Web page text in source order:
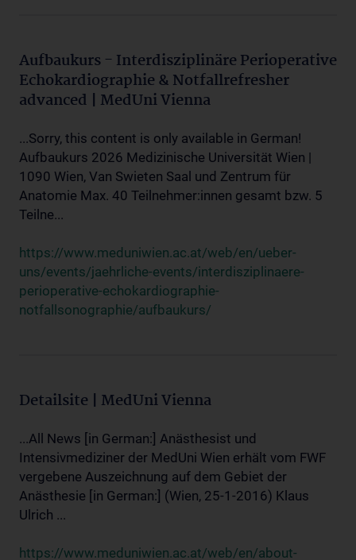
Aufbaukurs - Interdisziplinäre Perioperative
Echokardiographie & Notfallrefresher
advanced | MedUni Vienna
...Sorry, this content is only available in German!
Aufbaukurs 2026 Medizinische Universität Wien |
1090 Wien, Van Swieten Saal und Zentrum für
Anatomie Max. 40 Teilnehmer:innen gesamt bzw. 5
Teilne...
https://www.meduniwien.ac.at/web/en/ueber-
uns/events/jaehrliche-events/interdisziplinaere-
perioperative-echokardiographie-
notfallsonographie/aufbaukurs/
Detailsite | MedUni Vienna
...All News [in German:] Anästhesist und
Intensivmediziner der MedUni Wien erhält vom FWF
vergebene Auszeichnung auf dem Gebiet der
Anästhesie [in German:] (Wien, 25-1-2016) Klaus
Ulrich ...
https://www.meduniwien.ac.at/web/en/about-